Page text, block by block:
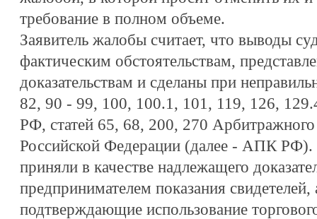
требование в полном объеме.
Заявитель жалобы считает, что выводы
фактическим обстоятельствам,
доказательствам и сделаны при
82, 90 - 99, 100, 100.1, 101, 119, 126,
РФ, статей 65, 68, 200, 270 Арбитражного
Российской Федерации (далее - АПК РФ).
приняли в качестве надлежащего
предпринимателем показания
подтверждающие использование